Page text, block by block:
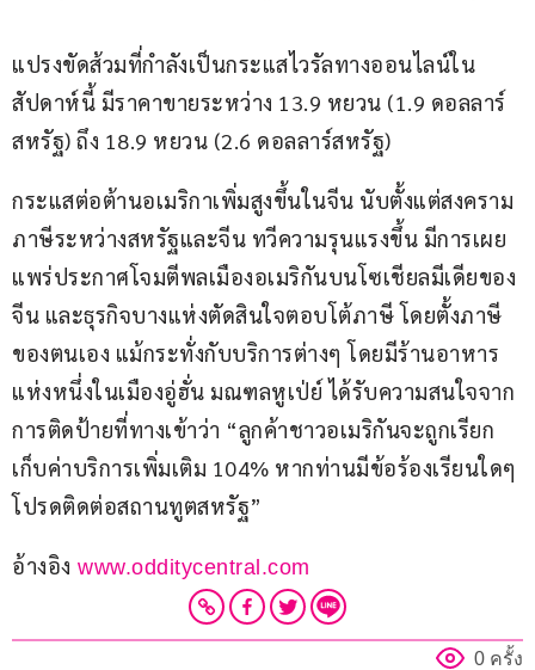
แปรงขัดส้วมที่กำลังเป็นกระแสไวรัลทางออนไลน์ใน
สัปดาห์นี้ มีราคาขายระหว่าง 13.9 หยวน (1.9 ดอลลาร์
สหรัฐ) ถึง 18.9 หยวน (2.6 ดอลลาร์สหรัฐ)
กระแสต่อต้านอเมริกาเพิ่มสูงขึ้นในจีน นับตั้งแต่สงคราม
ภาษีระหว่างสหรัฐและจีน ทวีความรุนแรงขึ้น มีการเผย
แพร่ประกาศโจมตีพลเมืองอเมริกันบนโซเชียลมีเดียของ
จีน และธุรกิจบางแห่งตัดสินใจตอบโต้ภาษี โดยตั้งภาษี
ของตนเอง แม้กระทั่งกับบริการต่างๆ โดยมีร้านอาหาร
แห่งหนึ่งในเมืองอู่ฮั่น มณฑลหูเป่ย์ ได้รับความสนใจจาก
การติดป้ายที่ทางเข้าว่า “ลูกค้าชาวอเมริกันจะถูกเรียก
เก็บค่าบริการเพิ่มเติม 104% หากท่านมีข้อร้องเรียนใดๆ
โปรดติดต่อสถานทูตสหรัฐ”
อ้างอิง www.odditycentral.com
0 ครั้ง